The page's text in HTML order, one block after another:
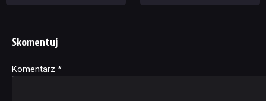
Skomentuj
Komentarz *
Alternative: